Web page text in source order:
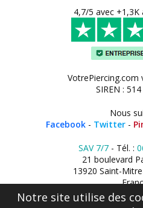
4,7/5 avec +1,3K
VotrePiercing.com
SIREN :
Nous
Facebook - Twitter -
SAV 7/7- Tél. :
21 boulevard
13920 Saint-
Notre site utilise des